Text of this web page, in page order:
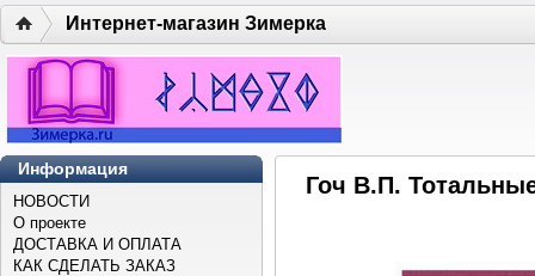
Интернет-магазин Зимерка
Информация
НОВОСТИ
О проекте
ДОСТАВКА И ОПЛАТА
КАК СДЕЛАТЬ ЗАКАЗ
Гоч В.П.